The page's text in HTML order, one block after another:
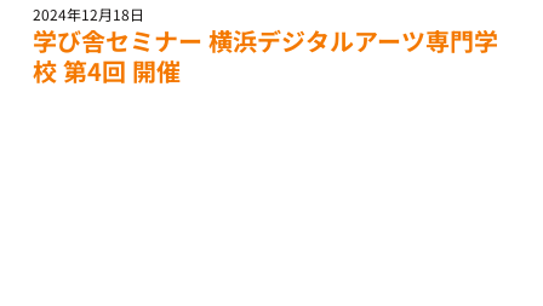
学び舎セミナー 横浜デジタルアーツ専門学
校 第4回 開催
2024年12月18日